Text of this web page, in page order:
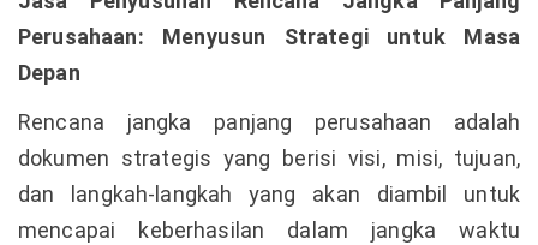
Perusahaan: Menyusun Strategi untuk Masa
Depan
Rencana jangka panjang perusahaan adalah
dokumen strategis yang berisi visi, misi, tujuan,
dan langkah-langkah yang akan diambil untuk
mencapai keberhasilan dalam jangka waktu